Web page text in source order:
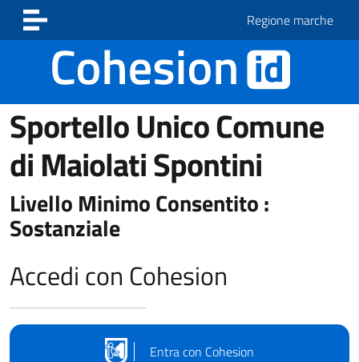
Vai ai contenuti
Vai al footer
Regione marche
Sportello Unico Comune
di Maiolati Spontini
Livello Minimo Consentito :
Sostanziale
Accedi con Cohesion
Entra con Cohesion